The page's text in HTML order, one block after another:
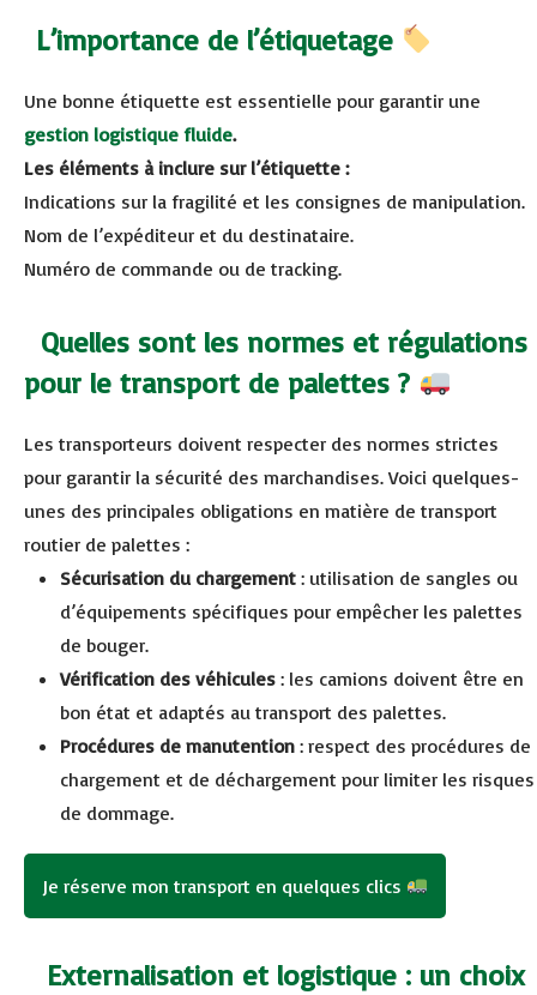
L’importance de l’étiquetage
Une bonne étiquette est essentielle pour garantir une
gestion logistique fluide.
Les éléments à inclure sur l’étiquette :
Indications sur la fragilité et les consignes de manipulation.
Nom de l’expéditeur et du destinataire.
Numéro de commande ou de tracking.
Quelles sont les normes et régulations
pour le transport de palettes ?
Les transporteurs doivent respecter des normes strictes
pour garantir la sécurité des marchandises. Voici quelques-
unes des principales obligations en matière de transport
routier de palettes :
Sécurisation du chargement : utilisation de sangles ou
d’équipements spécifiques pour empêcher les palettes
de bouger.
Vérification des véhicules : les camions doivent être en
bon état et adaptés au transport des palettes.
Procédures de manutention : respect des procédures de
chargement et de déchargement pour limiter les risques
de dommage.
Je réserve mon transport en quelques clics
Externalisation et logistique : un choix